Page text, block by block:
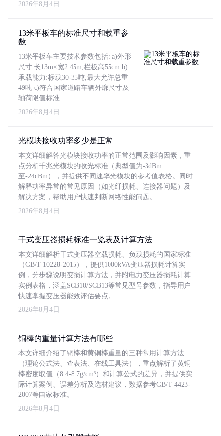
2026年8月4日
13米平板车的标准尺寸和载重参
数
13米平板车主要技术参数包括: a)外形
尺寸:长13m×宽2.45m,栏板高55cm b)
承载能力:标载30-35吨,最大允许总重
49吨 c)符合国家道路车辆外廓尺寸及
轴荷限值标准
2026年8月4日
光模块接收功率多少是正常
本文详细解答光模块接收功率的正常范围及影响因素，重
点分析千兆光模块的收光标准（典型值为-3dBm
至-24dBm），并提供不同速率光模块的参考值表格。同时
解释功率异常的常见原因（如光纤损耗、连接器问题）及
解决方案，帮助用户快速判断网络性能问题。
2026年8月4日
干式变压器损耗标准一览表及计算方法
本文详细解析干式变压器空载损耗、负载损耗的国家标准
（GB/T 10228-2015），提供1000kVA变压器损耗计算实
例，分步骤说明变损计算方法，并附电力变压器损耗计算
实例表格，涵盖SCB10/SCB13等常见型号参数，指导用户
快速掌握变压器能效评估要点。
2026年8月4日
铜棒的重量计算方法有哪些
本文详细介绍了铜棒和黄铜棒重量的三种常用计算方法
（理论公式法、查表法、在线工具法），重点解析了黄铜
棒密度取值（8.4-8.7g/cm³）和计算公式的差异，并提供实
际计算案例、误差分析及选材建议，数据参考GB/T 4423-
2007等国家标准。
2026年8月4日